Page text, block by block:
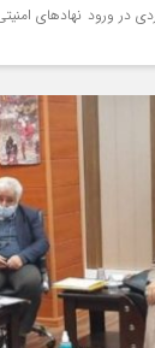
در ورود نهادهای